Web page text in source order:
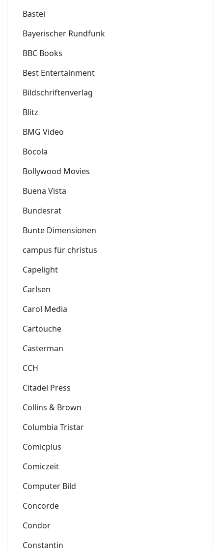
Bastei
Bayerischer Rundfunk
BBC Books
Best Entertainment
Bildschriftenverlag
Blitz
BMG Video
Bocola
Bollywood Movies
Buena Vista
Bundesrat
Bunte Dimensionen
campus für christus
Capelight
Carlsen
Carol Media
Cartouche
Casterman
CCH
Citadel Press
Collins & Brown
Columbia Tristar
Comicplus
Comiczeit
Computer Bild
Concorde
Condor
Constantin